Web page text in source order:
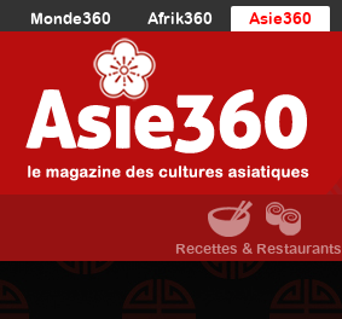
Monde360 Afrik360 Asie360
Europe360
Océanie360
Recettes & Restaurants